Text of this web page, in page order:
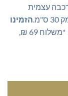
עצמית
הזמינו
*משלוח 69 ₪,